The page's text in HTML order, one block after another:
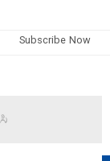
Subscribe Now